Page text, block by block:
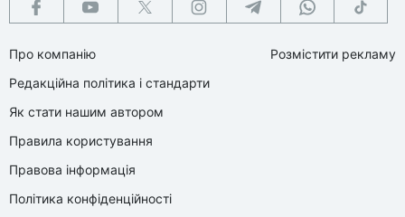
Про компанію
Редакційна політика і стандарти
Як стати нашим автором
Правила користування
Правова інформація
Політика конфіденційності
Розмістити рекламу